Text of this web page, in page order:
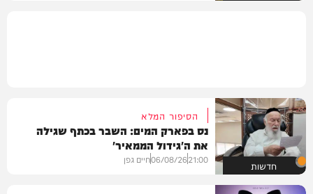
חדשות
הסיפור המלא
נס בפארק המים: השבר בכתף שגילה
את ה'גידול הממאיר'
21:00
06/08/26חיים גפן